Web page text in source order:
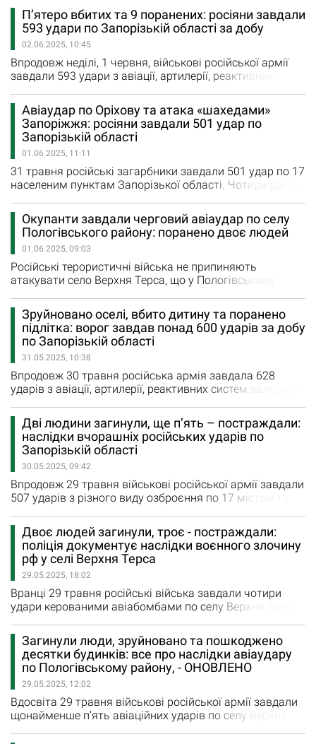
області. Під ворожим вогнем були 16 міст та сіл
регіону. Вісім разів ворог обстріляв з реактивних
систем залпового вогню Кам'янське, Степове,
Новоданилівку, Малу Токмачку та Новодарівку. Ще 11
ударів ворог завдав…
П’ятеро вбитих та 9 поранених: росіяни завдали
593 удари по Запорізькій області за добу
02.06.2025, 10:45
Впродовж неділі, 1 червня, військові російської армії
завдали 593 удари з авіації, артилерії, реактивних
Запорізькій області. На жаль, російські удари вбили 5
мирних мешканців, ще 9 людей отримали поранення. У
неділю росіяни завдали ракетний удар по Запоріжжю,
ще шість разів обстріляли з РСЗВ Кам'янське,
Новодарівку, Малу…
Авіаудар по Оріхову та атака «шахедами»
Запоріжжя: росіяни завдали 501 удар по
Запорізькій області
01.06.2025, 11:11
31 травня російські загарбники завдали 501 удар по 17
населеним пунктам Запорізької області. Чотири удари
завдали по Кам’янському, Щербакам та Чарівному. По
Гуляйполю, Оріхову, Долинці, Преображенці, Малинівці,
Ольгівському, Полтавці, Новодарівці, Верхній Терсі та
Темирівці загарбники завдали 36 авіаційних ударів.…
Окупанти завдали черговий авіаудар по селу
Пологівського району: поранено двоє людей
01.06.2025, 09:03
Російські терористичні війська не припиняють
атакувати село Верхня Терса, що у Пологівському
удар. Увечері 31 травня ворог вдарив керованими
авіаційними бомбами по Верхній Терсі. Як наслідок -
зруйнований будинок, виникла пожежа, пошкоджені
будівлі поруч з місцем влучання. Через атаку
поранення отримала 52-річна жінка,…
Зруйновано оселі, вбито дитину та поранено
підлітка: ворог завдав понад 600 ударів за добу
по Запорізькій області
31.05.2025, 10:38
Впродовж 30 травня російська армія завдала 628
ударів з авіації, артилерії, реактивних систем залпового
ворожим вогнем були 24 населені пункти регіону. Сім
ударів з РСЗВ окупаційні війська завдали по
Біленькому, Юрківці, Кам'янському, Щербакам та
Новоданилівці. 40 авіаційних ударів було завдано по
Гуляйполю,…
Дві людини загинули, ще п’ять – постраждали:
наслідки вчорашніх російських ударів по
Запорізькій області
30.05.2025, 09:42
Впродовж 29 травня військові російської армії завдали
507 ударів з різного виду озброєння по 17 містам та
залпового вогню росіяни обстріляли Новоданилівку.
Крім того, завдали 41 авіаудар по Степногірську,
Кам'янському, Гуляйполю, Залізничному, Новодарівці,
Копаням, Новоселівці, Малинівці, Верхній Терсі,
Ольгівському…
Двоє людей загинули, троє - постраждали:
поліція документує наслідки воєнного злочину
рф у селі Верхня Терса
29.05.2025, 18:02
Вранці 29 травня російські війська завдали чотири
удари керованими авіабомбами по селу Верхня Терса
Запорізької області. На місці події працівники поліції
надали постраждалим громадянам домедичну
допомогу, а також деблокували тіла загиблих з-під
завалів. На жаль, внаслідок російського авіаудару
загинули чоловіки…
Загинули люди, зруйновано та пошкоджено
десятки будинків: все про наслідки авіаудару
по Пологівському району, - ОНОВЛЕНО
29.05.2025, 12:02
Вдосвіта 29 травня військові російської армії завдали
щонайменше п’ять авіаційних ударів по селу Верхня